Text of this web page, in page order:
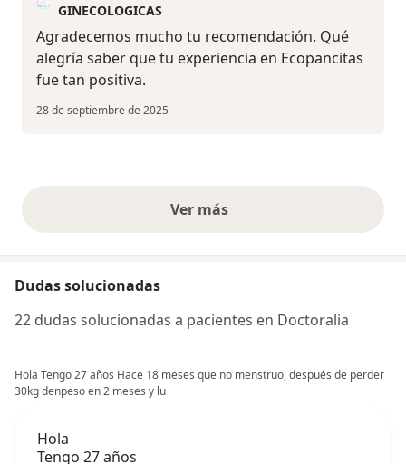
GINECOLOGICAS
Agradecemos mucho tu recomendación. Qué
alegría saber que tu experiencia en Ecopancitas
fue tan positiva.
28 de septiembre de 2025
Ver másopiniones anteriores
Dudas solucionadas
22 dudas solucionadas a pacientes en Doctoralia
Hola Tengo 27 años Hace 18 meses que no menstruo, después de perder
30kg denpeso en 2 meses y lu
Hola
Tengo 27 años